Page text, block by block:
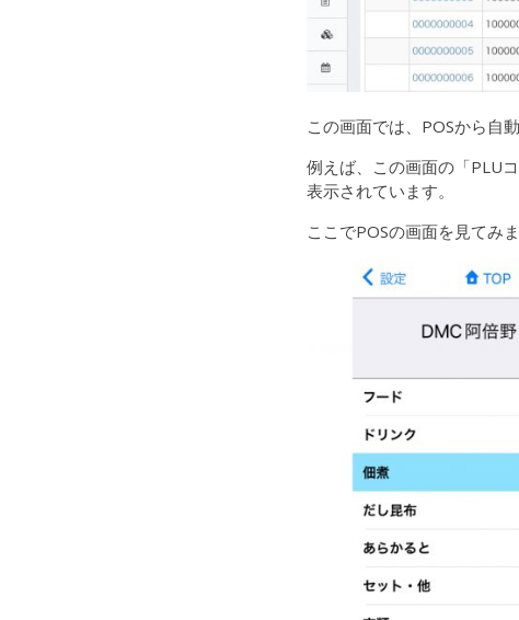
この画面では、POSから自
例えば、この画面の「PLU
表示されています。
ここでPOSの画面を見てみま